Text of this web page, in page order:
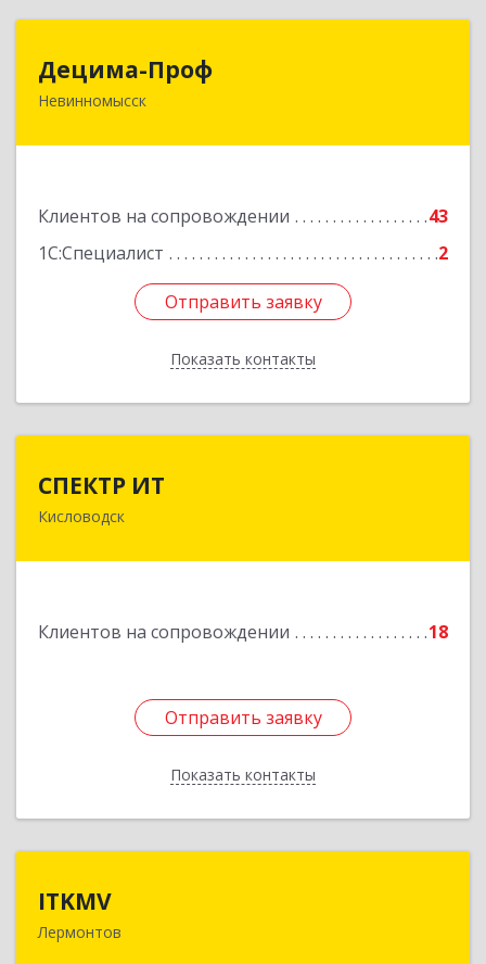
Децима-Проф
Невинномысск
Клиентов на сопровождении
43
1С:Специалист
2
Отправить заявку
Показать контакты
357100, Ставропольский край, Невинномысск г,
Отправить заявку
Назад
СПЕКТР ИТ
Кисловодск
Клиентов на сопровождении 18
Отправить заявку
Показать контакты
357736, Ставропольский край, Кисловодск г,
Отправить заявку
Назад
ITKMV
Лермонтов